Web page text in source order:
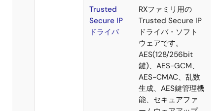
モリを節約できる
非常にコンパクト
な設計になってい
ます。LANコントロ
ーラ用サンプルド
ライバも提供して
おり、Renesas
Starter Kitですぐに
動作確認すること